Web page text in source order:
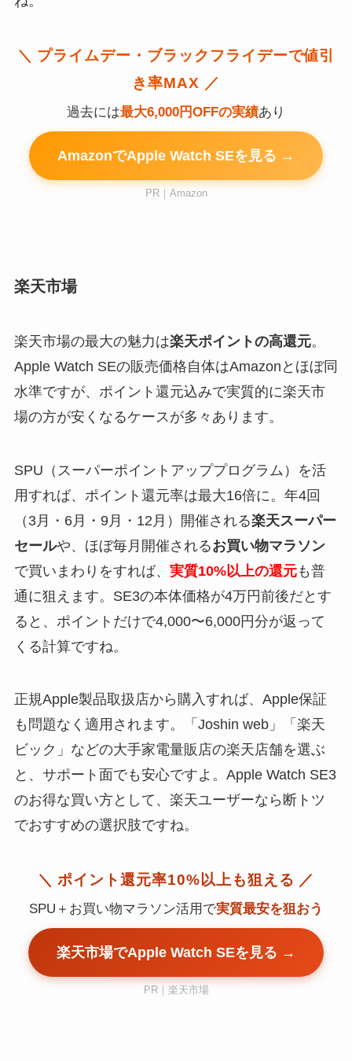
＼ プライムデー・ブラックフライデーで値引
き率MAX ／
過去には最大6,000円OFFの実績あり
AmazonでApple Watch SEを見る →
PR｜Amazon
楽天市場
楽天市場の最大の魅力は楽天ポイントの高還元。
Apple Watch SEの販売価格自体はAmazonとほぼ同
水準ですが、ポイント還元込みで実質的に楽天市
場の方が安くなるケースが多々あります。
SPU（スーパーポイントアッププログラム）を活
用すれば、ポイント還元率は最大16倍に。年4回
（3月・6月・9月・12月）開催される楽天スーパー
セールや、ほぼ毎月開催されるお買い物マラソン
で買いまわりをすれば、 実質10%以上の還元も普
通に狙えます。SE3の本体価格が4万円前後だとす
ると、ポイントだけで4,000〜6,000円分が返って
くる計算ですね。
正規Apple製品取扱店から購入すれば、Apple保証
も問題なく適用されます。「Joshin web」「楽天
ビック」などの大手家電量販店の楽天店舗を選ぶ
と、サポート面でも安心ですよ。Apple Watch SE3
のお得な買い方として、楽天ユーザーなら断トツ
でおすすめの選択肢ですね。
＼ ポイント還元率10%以上も狙える ／
SPU＋お買い物マラソン活用で実質最安を狙おう
楽天市場でApple Watch SEを見る →
PR｜楽天市場